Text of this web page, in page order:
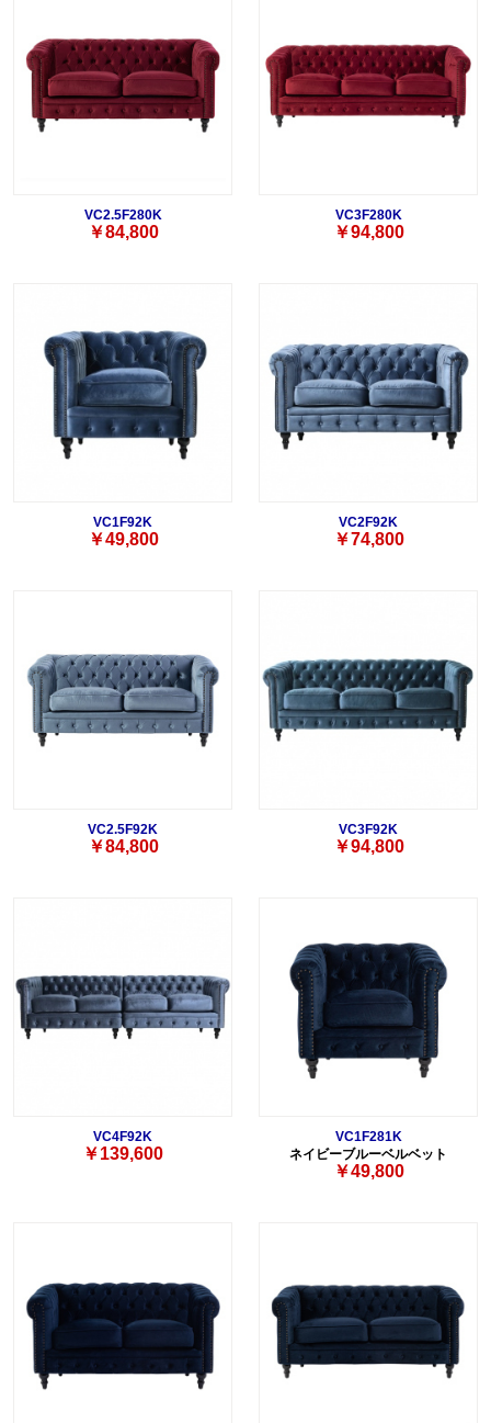
VC2.5F280K
￥84,800
VC3F280K
￥94,800
VC1F92K
￥49,800
VC2F92K
￥74,800
VC2.5F92K
￥84,800
VC3F92K
￥94,800
VC4F92K
￥139,600
VC1F281K
ネイビーブルーベルベット
￥49,800